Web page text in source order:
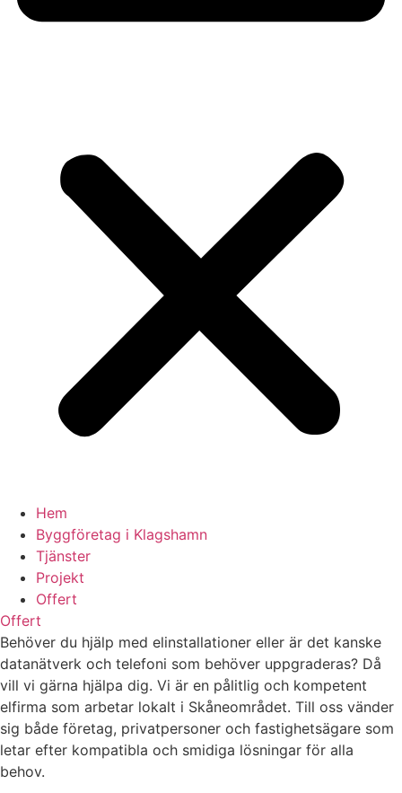
Hem
Byggföretag i Klagshamn
Tjänster
Projekt
Offert
Offert
Behöver du hjälp med elinstallationer eller är det kanske
datanätverk och telefoni som behöver uppgraderas? Då
vill vi gärna hjälpa dig. Vi är en pålitlig och kompetent
elfirma som arbetar lokalt i Skåneområdet. Till oss vänder
sig både företag, privatpersoner och fastighetsägare som
letar efter kompatibla och smidiga lösningar för alla
behov.